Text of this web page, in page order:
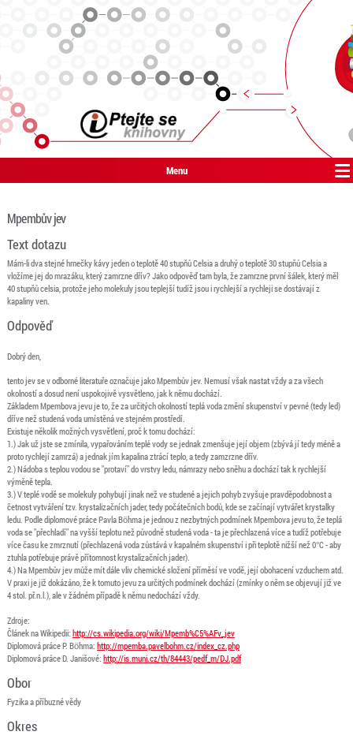
Menu
Mpembův jev
Text dotazu
Mám-li dva stejné hrnečky kávy jeden o teplotě 40 stupňů Celsia a druhý o teplotě 30 stupňů Celsia a
vložíme jej do mrazáku, který zamrzne dřív? Jako odpověď tam byla, že zamrzne první šálek, který měl
40 stupňů celsia, protože jeho molekuly jsou teplejší tudíž jsou i rychlejší a rychleji se dostávají z
kapaliny ven.
Odpověď
Dobrý den,
tento jev se v odborné literatuře označuje jako Mpembův jev. Nemusí však nastat vždy a za všech
okolností a dosud není uspokojivě vysvětleno, jak k němu dochází.
Základem Mpembova jevu je to, že za určitých okolností teplá voda změní skupenství v pevné (tedy led)
dříve než studená voda umístěná ve stejném prostředí.
Existuje několik možných vysvětlení, proč k tomu dochází:
1.) Jak už jste se zmínila, vypařováním teplé vody se jednak zmenšuje její objem (zbývá jí tedy méně a
proto rychlejí zamrzá) a jednak jím kapalina ztrácí teplo, a tedy zamzrzne dřív.
2.) Nádoba s teplou vodou se "protaví" do vrstvy ledu, námrazy nebo sněhu a dochází tak k rychlejší
výměně tepla.
3.) V teplé vodě se molekuly pohybují jinak než ve studené a jejich pohyb zvyšuje pravděpodobnost a
četnost vytváření tzv. krystalizačních jader, tedy počátečních bodů, kde se začínají vytvářet krystalky
ledu. Podle diplomové práce Pavla Böhma je jednou z nezbytných podmínek Mpembova jevu to, že teplá
voda se "přechladí" na vyšší teplotu než původně studená voda - ta je přechlazená více a tudíž potřebuje
více času ke zmrznutí (přechlazená voda zůstává v kapalném skupenství i při teplotě nižší než 0°C - aby
ztuhla potřebuje právě přítomnost krystalizačních jader).
4.) Na Mpembův jev může mít dále vliv chemické složení příměsí ve vodě, její obohacení vzduchem atd.
V praxi je již dokázáno, že k tomuto jevu za určitých podmínek dochází (zmínky o něm se objevují již ve
4 stol. př.n.l.), ale v žádném případě k němu nedochází vždy.
Zdroje:
Článek na Wikipedii: http://cs.wikipedia.org/wiki/Mpemb%C5%AFv_jev
Diplomová práce P. Böhma: http://mpemba.pavelbohm.cz/index_cz.php
Diplomová práce D. Janišové: http://is.muni.cz/th/84443/pedf_m/DJ.pdf
Obor
Fyzika a příbuzné vědy
Okres